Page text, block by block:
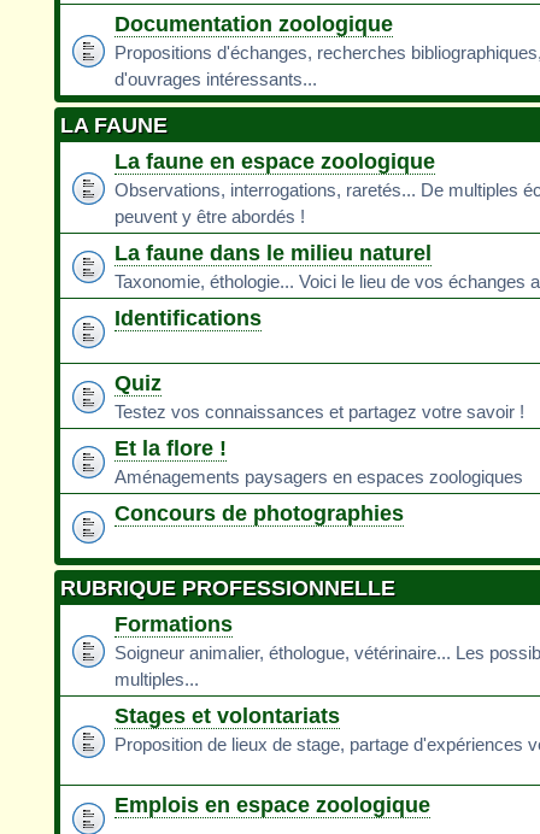
Documentation zoologique
Propositions d'échanges, recherches
d'ouvrages intéressants...
LA FAUNE
La faune en espace zoologique
Observations, interrogations, raretés... De multiples
peuvent y être abordés !
La faune dans le milieu naturel
Taxonomie, éthologie... Voici le lieu de vos échanges
Identifications
Quiz
Testez vos connaissances et partagez votre savoir !
Et la flore !
Aménagements paysagers en espaces zoologiques
Concours de photographies
RUBRIQUE PROFESSIONNELLE
Formations
Soigneur animalier, éthologue, vétérinaire... Les
multiples...
Stages et volontariats
Proposition de lieux de stage, partage d'expériences
Emplois en espace zoologique